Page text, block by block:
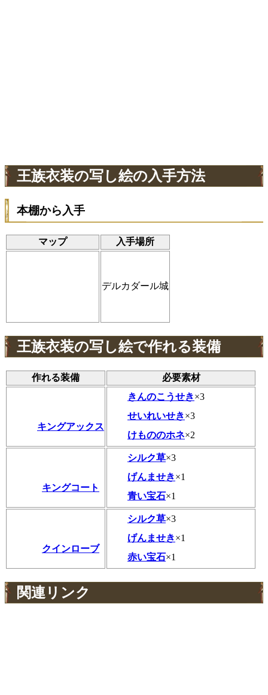
王族衣装の写し絵の入手方法
本棚から入手
マップ 入手場所
デルカダール城
王族衣装の写し絵で作れる装備
作れる装備 必要素材
キングアックス
きんのこうせき×3
せいれいせき×3
けもののホネ×2
キングコート
シルク草×3
げんませき×1
青い宝石×1
クインローブ
シルク草×3
げんませき×1
赤い宝石×1
関連リンク